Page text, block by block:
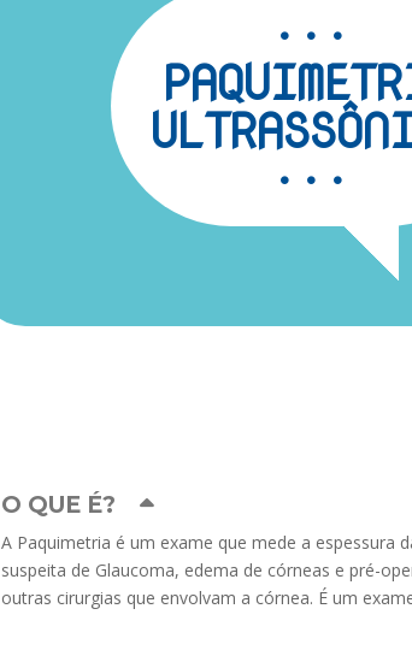
O QUE É?
A Paquimetria é um exame que mede a espessura
suspeita de Glaucoma, edema de córneas e pré-
outras cirurgias que envolvam a córnea. É um